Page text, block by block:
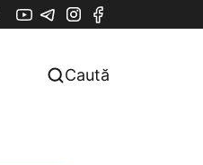
Caută